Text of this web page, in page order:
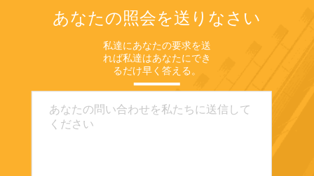
あなたの照会を送りなさい
私達にあなたの要求を送
れば私達はあなたにでき
るだけ早く答える。